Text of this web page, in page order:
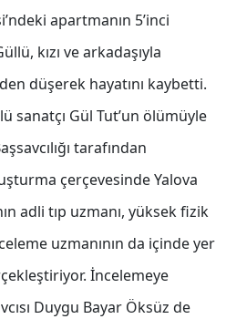
apartmanın 5’inci
kızı ve arkadaşıyla
düşerek hayatını kaybetti.
sanatçı Gül Tut’un ölümüyle
tarafından
çerçevesinde Yalova
adli tıp uzmanı, yüksek fizik
uzmanının da içinde yer
İncelemeye
Duygu Bayar Öksüz de